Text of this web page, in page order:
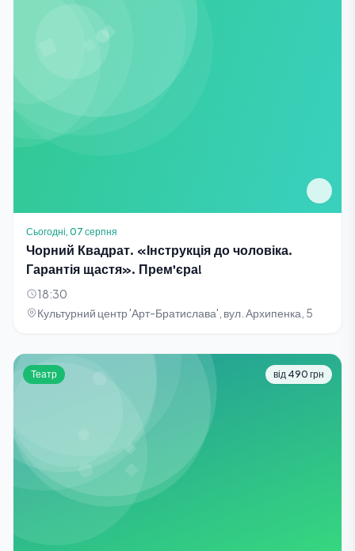
Сьогодні, 07 серпня
Чорний Квадрат. «Інструкція до чоловіка.
Гарантія щастя». Прем'єра!
18:30
Культурний центр 'Арт-Братислава', вул. Архипенка, 5
Театр від 490 грн